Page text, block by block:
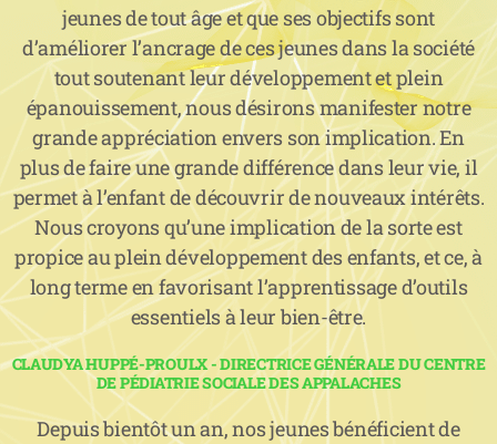
jeunes de tout âge et que ses objectifs sont
d’améliorer l’ancrage de ces jeunes dans la société
tout soutenant leur développement et plein
épanouissement, nous désirons manifester notre
grande appréciation envers son implication. En
plus de faire une grande différence dans leur vie, il
permet à l’enfant de découvrir de nouveaux intérêts.
Nous croyons qu’une implication de la sorte est
propice au plein développement des enfants, et ce, à
long terme en favorisant l’apprentissage d’outils
essentiels à leur bien-être.
CLAUDYA HUPPÉ-PROULX - DIRECTRICE GÉNÉRALE DU CENTRE
DE PÉDIATRIE SOCIALE DES APPALACHES
Depuis bientôt un an, nos jeunes bénéficient de